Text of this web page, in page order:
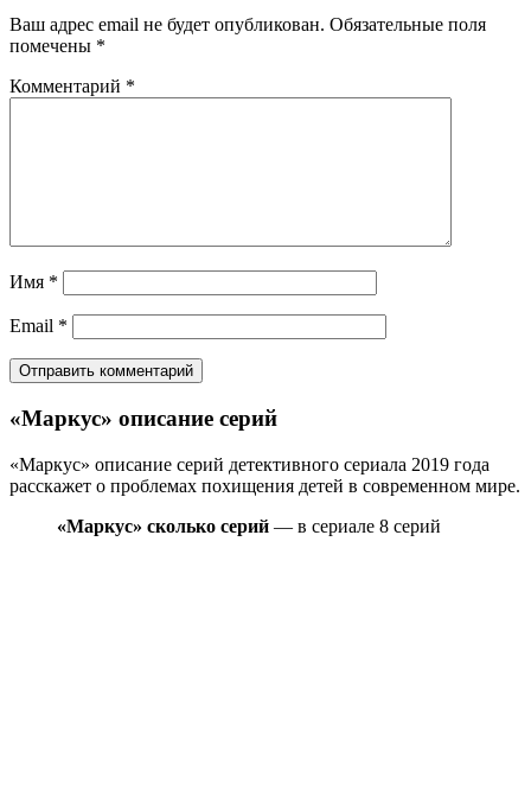
Ваш адрес email не будет опубликован. Обязательные поля
помечены *
Комментарий *
Имя *
Email *
«Маркус» описание серий
«Маркус» описание серий детективного сериала 2019 года
расскажет о проблемах похищения детей в современном мире.
«Маркус» сколько серий — в сериале 8 серий